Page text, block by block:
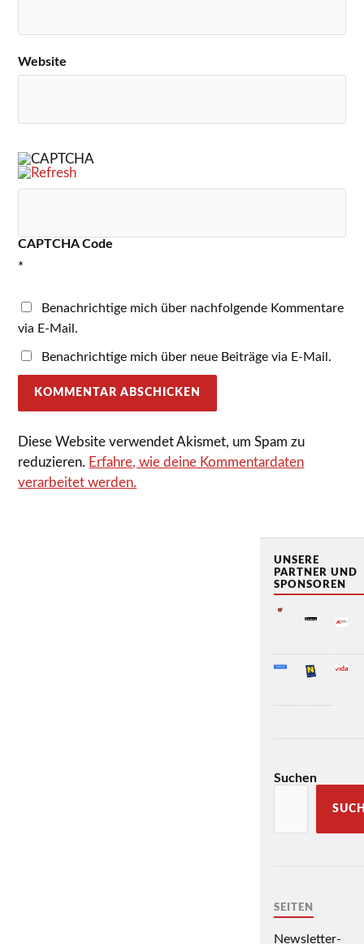
Website
CAPTCHA Code
*
Benachrichtige mich über nachfolgende Kommentare
via E-Mail.
Benachrichtige mich über neue Beiträge via E-Mail.
Diese Website verwendet Akismet, um Spam zu
reduzieren. Erfahre, wie deine Kommentardaten
verarbeitet werden.
UNSERE
PARTNER UND
SPONSOREN
Suchen
SEITEN
Newsletter-